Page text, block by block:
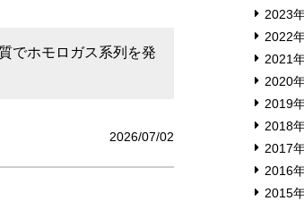
でホモロガス系列を発
2026/07/02
2023
2022
2021
2020
2019
2018
2017
2016
2015